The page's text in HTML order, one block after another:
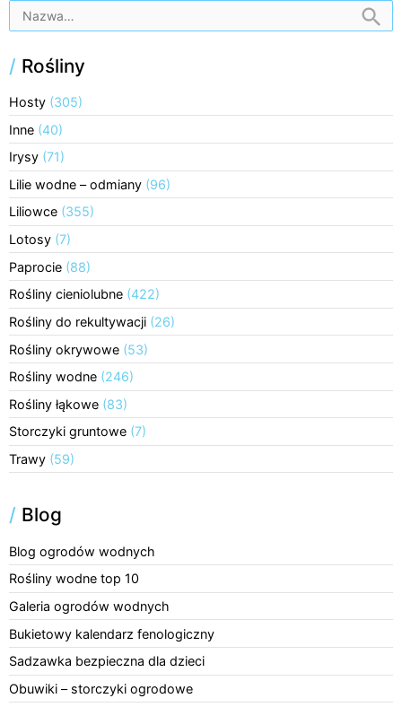
/ Rośliny
Hosty (305)
Inne (40)
Irysy (71)
Lilie wodne – odmiany (96)
Liliowce (355)
Lotosy (7)
Paprocie (88)
Rośliny cieniolubne (422)
Rośliny do rekultywacji (26)
Rośliny okrywowe (53)
Rośliny wodne (246)
Rośliny łąkowe (83)
Storczyki gruntowe (7)
Trawy (59)
/ Blog
Blog ogrodów wodnych
Rośliny wodne top 10
Galeria ogrodów wodnych
Bukietowy kalendarz fenologiczny
Sadzawka bezpieczna dla dzieci
Obuwiki – storczyki ogrodowe